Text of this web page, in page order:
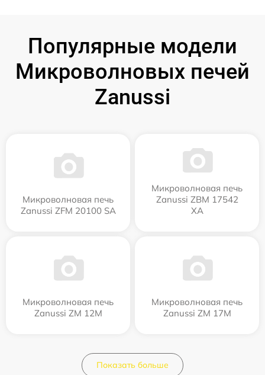
Популярные модели
Микроволновых печей
Zanussi
Микроволновая печь
Zanussi ZFM 20100 SA
Микроволновая печь
Zanussi ZBM 17542
XA
Микроволновая печь
Zanussi ZM 12M
Микроволновая печь
Zanussi ZM 17M
Показать больше